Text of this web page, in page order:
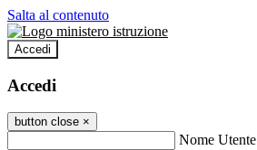
Salta al contenuto
Accedi
Accedi
button close ×
Nome Utente